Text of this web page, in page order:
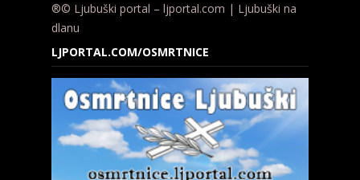
®© Ljubuški portal – ljportal.com | Ljubuški na
dlanu
LJPORTAL.COM/OSMRTNICE